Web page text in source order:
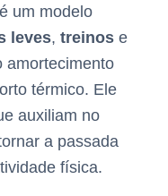
é um modelo
leves, treinose
amortecimento
térmico. Ele
auxiliam no
a passada
física.